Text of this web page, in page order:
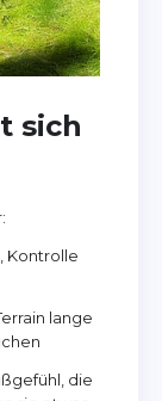
sich
Kontrolle
lange
die